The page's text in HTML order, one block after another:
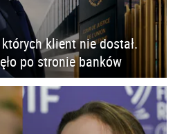
klient nie dostał.
po stronie banków